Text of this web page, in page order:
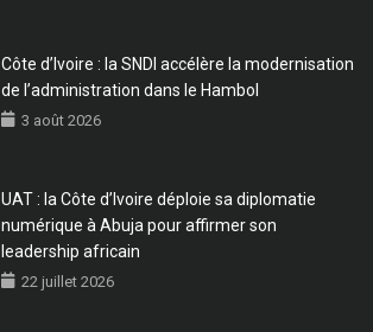
Côte d’Ivoire : la SNDI accélère la modernisation
de l’administration dans le Hambol
3 août 2026
UAT : la Côte d’Ivoire déploie sa diplomatie
numérique à Abuja pour affirmer son
leadership africain
22 juillet 2026